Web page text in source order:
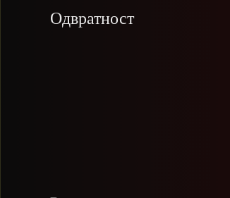
Одвратност